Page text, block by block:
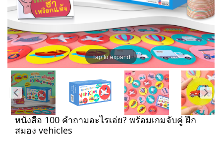
Tap to expand
หนังสือ 100 คำถามอะไรเอ่ย? พร้อมเกมจับคู่ ฝึก
สมอง vehicles